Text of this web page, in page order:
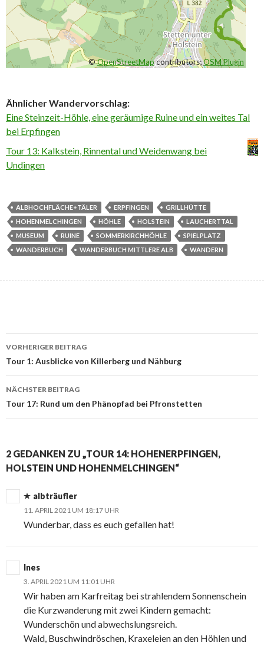
©OpenStreetMapcontributors;OSM Plugin
Ähnlicher Wandervorschlag:
Eine Steinzeit-Höhle, eine geräumige Ruine und ein weites Tal
bei Erpfingen
Tour 13: Kalkstein, Rinnental und Weidenwang bei
Undingen
ALBHOCHFLÄCHE+TÄLER ERPFINGEN
GRILLHÜTTE
HOHENMELCHINGEN
HÖHLE HOLSTEIN
LAUCHERTTAL
MUSEUM
RUINE SOMMERKIRCHHÖHLE
SPIELPLATZ
WANDERBUCH
WANDERBUCH MITTLERE ALB WANDERN
Beitrags-
Navigation
VORHERIGER BEITRAG
Tour 1: Ausblicke von Killerberg und Nähburg
NÄCHSTER BEITRAG
Tour 17: Rund um den Phänopfad bei Pfronstetten
2 GEDANKEN ZU „TOUR 14: HOHENERPFINGEN,
HOLSTEIN UND HOHENMELCHINGEN“
albträufler
11. APRIL 2021 UM 18:17 UHR
Wunderbar, dass es euch gefallen hat!
Ines
3. APRIL 2021 UM 11:01 UHR
Wir haben am Karfreitag bei strahlendem Sonnenschein
die Kurzwanderung mit zwei Kindern gemacht:
Wunderschön und abwechslungsreich.
Wald, Buschwindröschen, Kraxeleien an den Höhlen und